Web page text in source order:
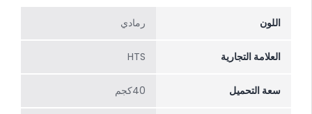
اللون رمادي
العلامة التجارية HTS
سعة التحميل 40كجم